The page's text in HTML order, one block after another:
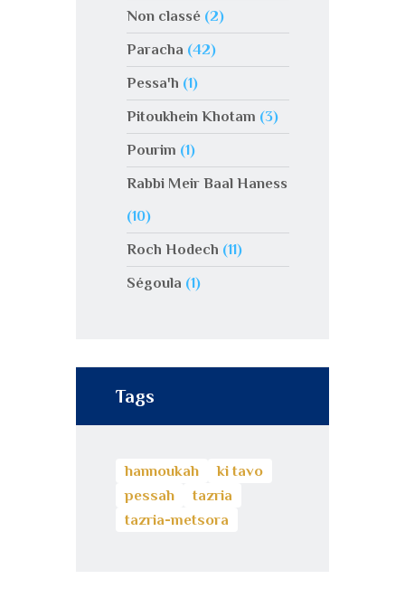
Non classé(2)
Paracha (42)
Pessa'h (1)
Pitoukhein Khotam (3)
Pourim (1)
Rabbi Meir Baal Haness
(10)
Roch Hodech (11)
Ségoula (1)
Tags
hannoukah
ki tavo
pessah
tazria
tazria-metsora